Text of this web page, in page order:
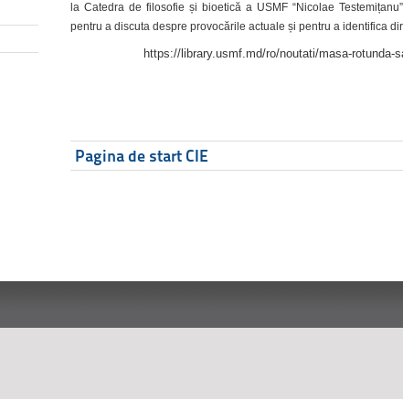
la Catedra de filosofie și bioetică a USMF “Nicolae
pentru a discuta despre provocările actuale și pentru a identifica
https://library.usmf.md/ro/noutati/masa-rotunda-
Pagina de start CIE